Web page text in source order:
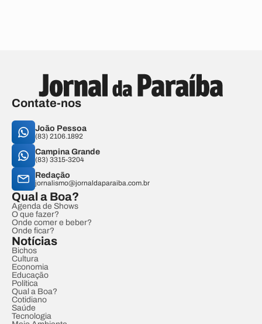
Contate-nos
João Pessoa
(83) 2106.1892
Campina Grande
(83) 3315-3204
Redação
jornalismo@jornaldaparaiba.com.br
Qual a Boa?
Agenda de Shows
O que fazer?
Onde comer e beber?
Onde ficar?
Notícias
Bichos
Cultura
Economia
Educação
Política
Qual a Boa?
Cotidiano
Saúde
Tecnologia